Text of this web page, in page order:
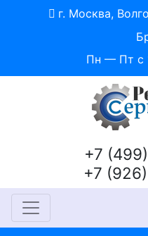
г. Москва,
Пн — Пт с
+7
+7